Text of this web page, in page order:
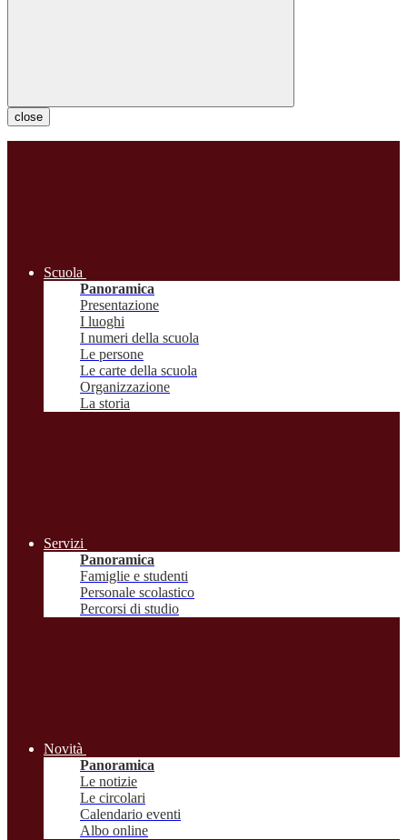
close
Scuola
Panoramica
Presentazione
I luoghi
I numeri della scuola
Le persone
Le carte della scuola
Organizzazione
La storia
Servizi
Panoramica
Famiglie e studenti
Personale scolastico
Percorsi di studio
Novità
Panoramica
Le notizie
Le circolari
Calendario eventi
Albo online